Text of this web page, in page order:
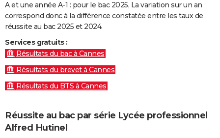
A et une année A-1 : pour le bac 2025, La variation sur un an
correspond donc à la différence constatée entre les taux de
réussite au bac 2025 et 2024.
Services gratuits :
Résultats du bac à Cannes
Résultats du brevet à Cannes
Résultats du BTS à Cannes
Réussite au bac par série Lycée professionnel
Alfred Hutinel